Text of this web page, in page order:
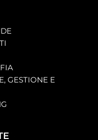
GESTIONE E